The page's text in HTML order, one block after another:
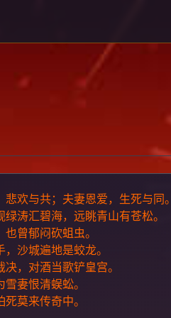
欢与共；夫妻恩爱，生死与同。
涛汇碧海，远眺青山有苍松。
曾郁闷砍蛆虫。
沙城遍地是蛟龙。
，对酒当歌铲皇宫。
妻恨清蜈蚣。
莫来传奇中。